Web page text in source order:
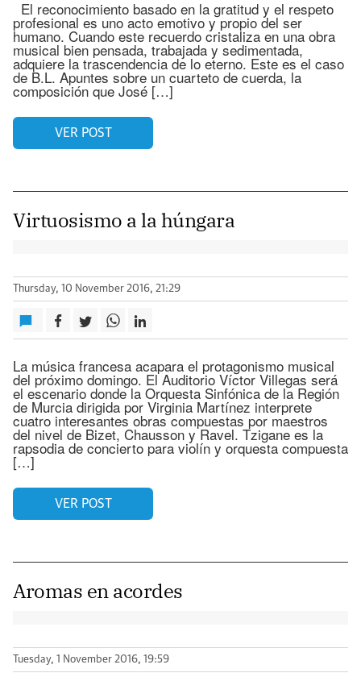
El reconocimiento basado en la gratitud y el respeto
profesional es uno acto emotivo y propio del ser
humano. Cuando este recuerdo cristaliza en una obra
musical bien pensada, trabajada y sedimentada,
adquiere la trascendencia de lo eterno. Este es el caso
de B.L. Apuntes sobre un cuarteto de cuerda, la
composición que José […]
VER POST
Virtuosismo a la húngara
Thursday, 10 November 2016, 21:29
La música francesa acapara el protagonismo musical
del próximo domingo. El Auditorio Víctor Villegas será
el escenario donde la Orquesta Sinfónica de la Región
de Murcia dirigida por Virginia Martínez interprete
cuatro interesantes obras compuestas por maestros
del nivel de Bizet, Chausson y Ravel. Tzigane es la
rapsodia de concierto para violín y orquesta compuesta
[…]
VER POST
Aromas en acordes
Tuesday, 1 November 2016, 19:59